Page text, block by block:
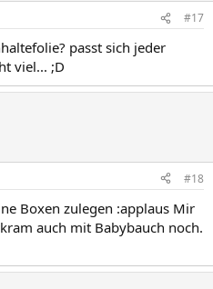
#17
passt sich jeder
viel... ;D
#18
Boxen zulegen :applaus Mir
auch mit Babybauch noch.